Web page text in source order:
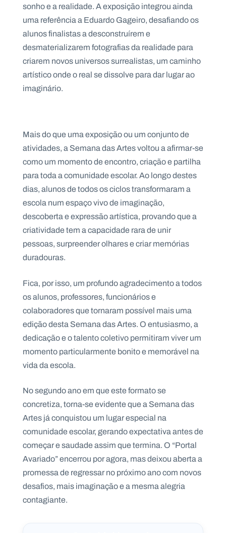
sonho e a realidade. A exposição integrou ainda
uma referência a Eduardo Gageiro, desafiando os
alunos finalistas a desconstruírem e
desmaterializarem fotografias da realidade para
criarem novos universos surrealistas, um caminho
artístico onde o real se dissolve para dar lugar ao
imaginário.
Mais do que uma exposição ou um conjunto de
atividades, a Semana das Artes voltou a afirmar-se
como um momento de encontro, criação e partilha
para toda a comunidade escolar. Ao longo destes
dias, alunos de todos os ciclos transformaram a
escola num espaço vivo de imaginação,
descoberta e expressão artística, provando que a
criatividade tem a capacidade rara de unir
pessoas, surpreender olhares e criar memórias
duradouras.
Fica, por isso, um profundo agradecimento a todos
os alunos, professores, funcionários e
colaboradores que tornaram possível mais uma
edição desta Semana das Artes. O entusiasmo, a
dedicação e o talento coletivo permitiram viver um
momento particularmente bonito e memorável na
vida da escola.
No segundo ano em que este formato se
concretiza, torna-se evidente que a Semana das
Artes já conquistou um lugar especial na
comunidade escolar, gerando expectativa antes de
começar e saudade assim que termina. O “Portal
Avariado” encerrou por agora, mas deixou aberta a
promessa de regressar no próximo ano com novos
desafios, mais imaginação e a mesma alegria
contagiante.